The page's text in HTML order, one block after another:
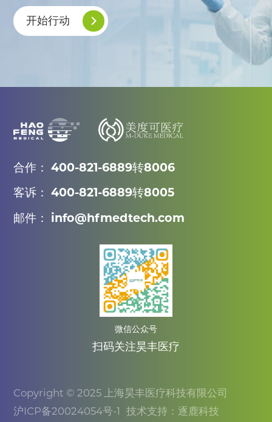
开始行动
合作： 400-821-6889转8006
客诉： 400-821-6889转8005
邮件： info@hfmedtech.com
微信公众号
扫码关注昊丰医疗
Copyright © 2025 上海昊丰医疗科技有限公司
沪ICP备20024054号-1 技术支持：逐鹿科技